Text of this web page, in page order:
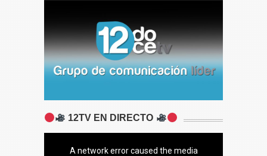
12TV EN DIRECTO
A network error caused the media